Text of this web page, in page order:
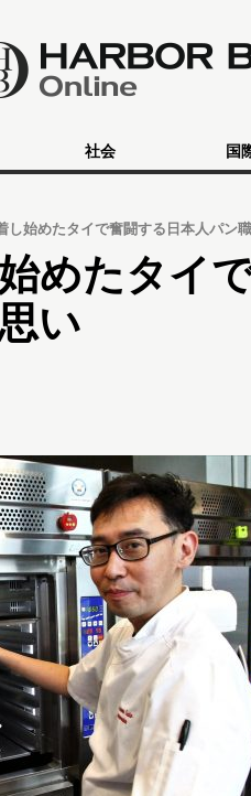
社会 国
し始めたタイで奮闘する日本人パン
めたタイ
い